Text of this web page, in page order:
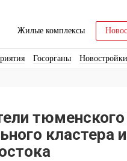
Жилые комплексы
Госорганы Новостройки
кластера